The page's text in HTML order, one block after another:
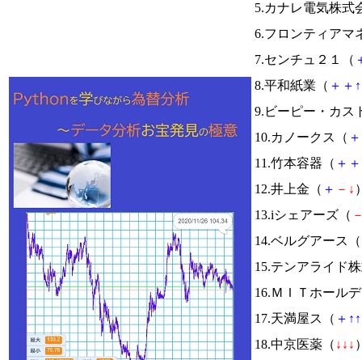
5.カナレ電気株式
6.フロンティアマ
7.センチュ２１（
8.平和紙業（ ＋ ＋ ↑
9.ビーピー・カス
10.カノークス（ ＋
11.竹本容器（ ＋ ＋
12.井上金（ ＋ － ↓
13.iシェアーズ（
14.ベルグアース（
15.テンアライド
16.ＭＩＴホール
17.天満屋ス（ ＋ ↑ ↑
18.中京医薬（ ↓ ↓ ↓